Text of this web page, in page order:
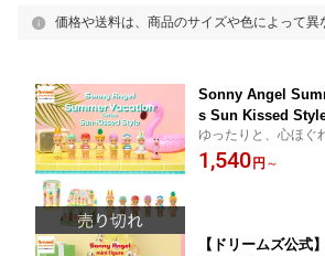
価格や送料は、商品のサイズや色によって異
Sonny Angel
s Sun Kissed
ン シリーズ サンキ
インドボックス(1
ゆったりと、心ほぐ
ンをSonny Angelと
1,540 円 ～
【ドリームズ公式